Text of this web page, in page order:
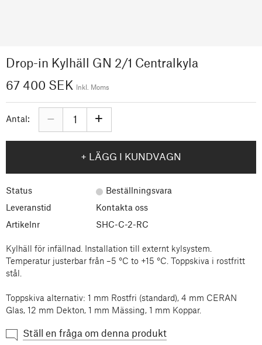
Drop-in Kylhäll GN 2/1 Centralkyla
67 400 SEK
Inkl. Moms
Kylhäll för infällnad. Installation till externt kylsystem.
Temperatur justerbar från –5 °C to +15 °C. Toppskiva i rostfritt
stål.
Toppskiva alternativ: 1 mm Rostfri (standard), 4 mm CERAN
Glas, 12 mm Dekton, 1 mm Mässing, 1 mm Koppar.
Antal: – +
+ LÄGG I KUNDVAGN
Status Beställningsvara
Leveranstid Kontakta oss
Artikelnr SHC-C-2-RC
Ställ en fråga om denna produkt